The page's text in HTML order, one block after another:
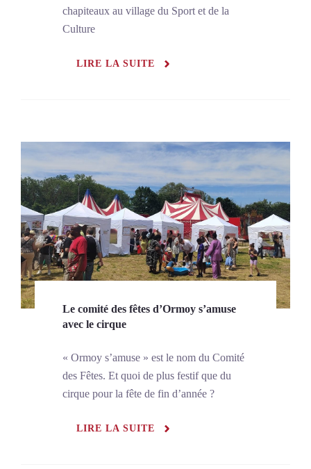
chapiteaux au village du Sport et de la
Culture
LIRE LA SUITE
Le comité des fêtes d’Ormoy s’amuse
avec le cirque
« Ormoy s’amuse » est le nom du Comité
des Fêtes. Et quoi de plus festif que du
cirque pour la fête de fin d’année ?
LIRE LA SUITE